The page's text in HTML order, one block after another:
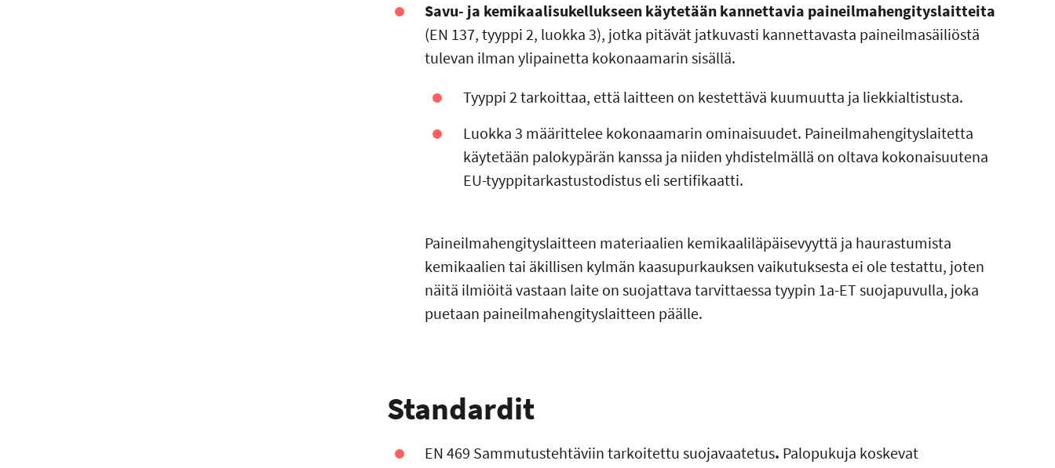
Savu- ja kemikaalisukellukseen käytetään kannettavia paineilmahengityslaitteita
(EN 137, tyyppi 2, luokka 3), jotka pitävät jatkuvasti kannettavasta paineilmasäiliöstä
tulevan ilman ylipainetta kokonaamarin sisällä.
Tyyppi 2 tarkoittaa, että laitteen on kestettävä kuumuutta ja liekkialtistusta.
Luokka 3 määrittelee kokonaamarin ominaisuudet. Paineilmahengityslaitetta
käytetään palokypärän kanssa ja niiden yhdistelmällä on oltava kokonaisuutena
EU-tyyppitarkastustodistus eli sertifikaatti.
Paineilmahengityslaitteen materiaalien kemikaaliläpäisevyyttä ja haurastumista
kemikaalien tai äkillisen kylmän kaasupurkauksen vaikutuksesta ei ole testattu, joten
näitä ilmiöitä vastaan laite on suojattava tarvittaessa tyypin 1a-ET suojapuvulla, joka
puetaan paineilmahengityslaitteen päälle.
Standardit
EN 469 Sammutustehtäviin tarkoitettu suojavaatetus. Palopukuja koskevat